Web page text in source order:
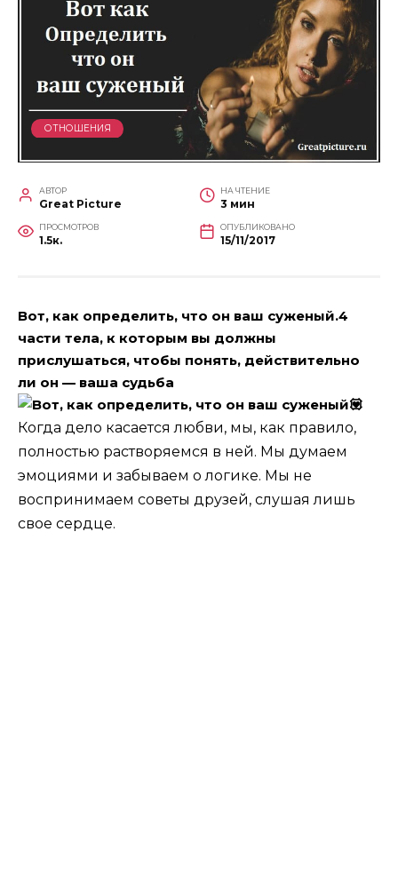
ОТНОШЕНИЯ
АВТОР
Great Picture
НА ЧТЕНИЕ
3 мин
ПРОСМОТРОВ
1.5к.
ОПУБЛИКОВАНО
15/11/2017
Вот, как определить, что он ваш суженый.4
части тела, к которым вы должны
прислушаться, чтобы понять, действительно
ли он — ваша судьба
💟
Когда дело касается любви, мы, как правило,
полностью растворяемся в ней. Мы думаем
эмоциями и забываем о логике. Мы не
воспринимаем советы друзей, слушая лишь
свое сердце.